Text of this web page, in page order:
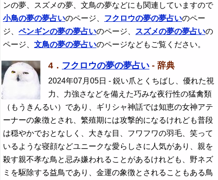
ンの夢、スズメの夢、文鳥の夢などにも関連していますので
小鳥の夢の夢占いのページ、 フクロウの夢の夢占いのペー
ジ、ペンギンの夢の夢占いのページ、 スズメの夢の夢占いの
ページ、文鳥の夢の夢占いのページなどもご覧ください。
4． フクロウの夢の夢占い - 辞典
2024年07月05日 - 鋭い爪とくちばし、優れた視
力、力強さなどを備えた巧みな夜行性の猛禽類
（もうきんるい）であり、ギリシャ神話では知恵の女神アテ
ーナーの象徴とされ、繁殖期には攻撃的になるけれども普段
は穏やかでおとなしく、大きな目、フワフワの羽毛、笑って
いるような寝顔などユニークな愛らしさに人気があり、親を
殺す親不孝な鳥と忌み嫌われることがあるけれども、野ネズ
ミを駆除する益鳥であり、金運の象徴とされることもある鳥